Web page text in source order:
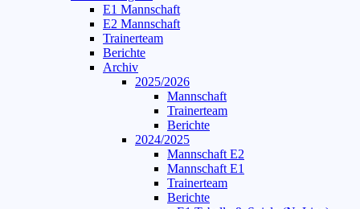
E1 Mannschaft
E2 Mannschaft
Trainerteam
Berichte
Archiv
2025/2026
Mannschaft
Trainerteam
Berichte
2024/2025
Mannschaft E2
Mannschaft E1
Trainerteam
Berichte